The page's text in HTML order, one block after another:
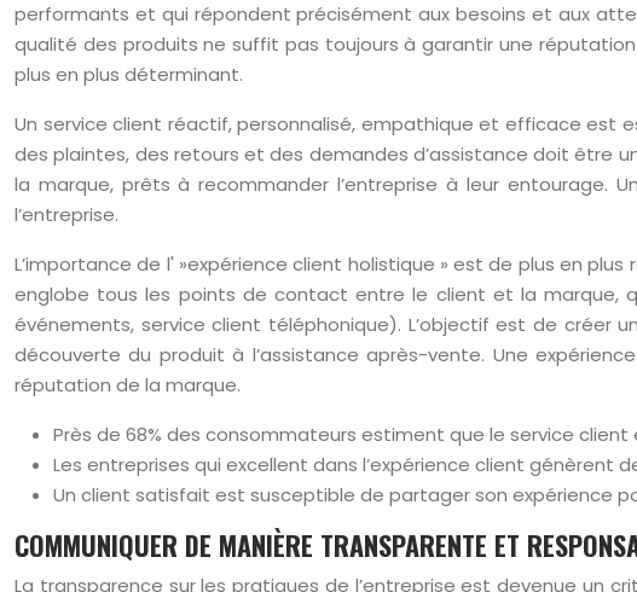
performants et qui répondent précisément aux besoins et aux
qualité des produits ne suffit pas toujours à garantir une
plus en plus déterminant.
Un service client réactif, personnalisé, empathique et efficace est
des plaintes, des retours et des demandes d’assistance doit être
la marque, prêts à recommander l’entreprise à leur entourage.
l’entreprise.
L’importance de l' »expérience client holistique » est de plus en
englobe tous les points de contact entre le client et la marque,
événements, service client téléphonique). L’objectif est de créer
découverte du produit à l’assistance après-vente. Une
réputation de la marque.
Près de 68% des consommateurs estiment que le service
Les entreprises qui excellent dans l’expérience client génèrent
Un client satisfait est susceptible de partager son expérience
COMMUNIQUER DE MANIÈRE TRANSPARENTE ET
La transparence sur les pratiques de l’entreprise est devenue un